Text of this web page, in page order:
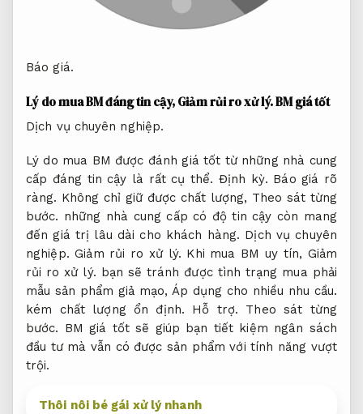
Báo giá.
Lý do mua BM đáng tin cậy,Giảm rủi ro xử lý.BM giá tốt
Dịch vụ chuyên nghiệp.
Lý do mua BM được đánh giá tốt từ những nhà cung
cấp đáng tin cậy là rất cụ thể. Định kỳ. Báo giá rõ
ràng. Không chỉ giữ được chất lượng, Theo sát từng
bước. những nhà cung cấp có độ tin cậy còn mang
đến giá trị lâu dài cho khách hàng. Dịch vụ chuyên
nghiệp. Giảm rủi ro xử lý. Khi mua BM uy tín, Giảm
rủi ro xử lý. bạn sẽ tránh được tình trạng mua phải
mẫu sản phẩm giả mạo, Áp dụng cho nhiều nhu cầu.
kém chất lượng ổn định. Hỗ trợ.
Theo sát từng
bước. BM giá tốt sẽ giúp bạn tiết kiệm ngân sách
đầu tư mà vẫn có được sản phẩm với tính năng vượt
trội.
Thôi nôi bé gái xử lý nhanh